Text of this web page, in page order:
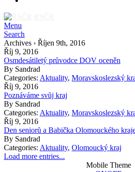
Menu
Search
Archives › Říjen 9th, 2016
Říj 9, 2016
Osmdesátiletý průvodce DOV oceněn
By Sandrad
Categories: Aktuality, Moravskoslezský
Říj 9, 2016
Poznáváme svůj kraj
By Sandrad
Categories: Aktuality, Moravskoslezský
Říj 9, 2016
Den seniorů a Babička Olomouckého
By Sandrad
Categories: Aktuality, Olomoucký kraj
Load more entries...
Mobile Theme